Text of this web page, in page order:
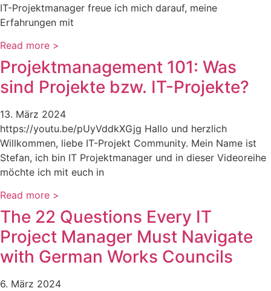
IT-Projektmanager freue ich mich darauf, meine
Erfahrungen mit
Read more >
Projektmanagement 101: Was
sind Projekte bzw. IT-Projekte?
13. März 2024
https://youtu.be/pUyVddkXGjg Hallo und herzlich
Willkommen, liebe IT-Projekt Community. Mein Name ist
Stefan, ich bin IT Projektmanager und in dieser Videoreihe
möchte ich mit euch in
Read more >
The 22 Questions Every IT
Project Manager Must Navigate
with German Works Councils
6. März 2024